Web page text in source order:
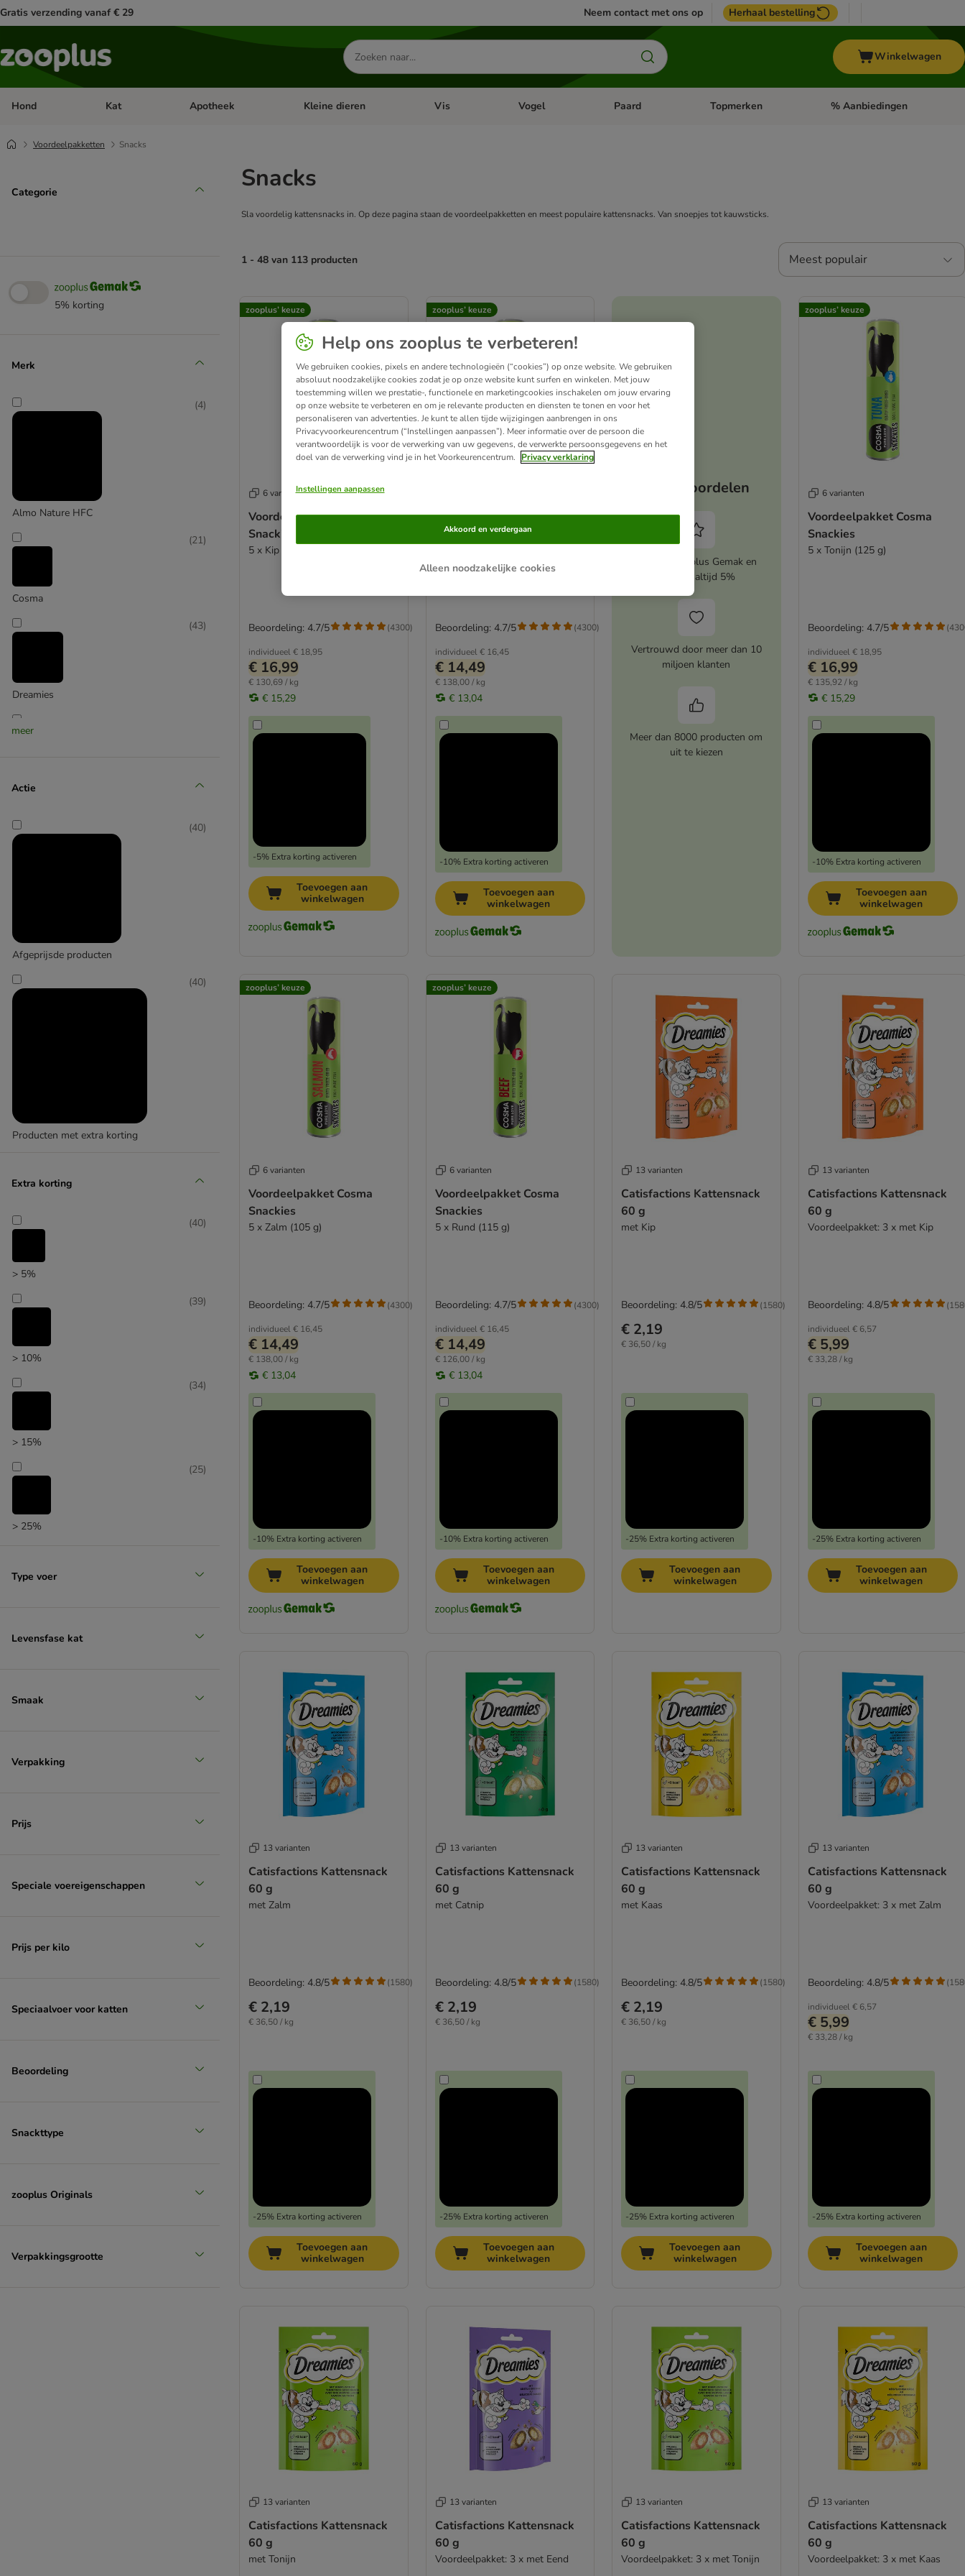
Gratis verzending vanaf € 29 Neem contact met ons op Herhaal bestelling
Zoeken
naar
producten
Winkelwagen
Hond Open categorie menu: Hond
Kat Open categorie menu: Kat
Apotheek Open categorie menu: Apotheek
Kleine dieren Open categorie menu: Kleine dieren
Vis Open categorie menu: Vis
Vogel Open categorie menu: Vogel
Paard Open categorie menu: Paard
Topmerken Open categorie menu:
% Aanbiedingen
Voordeelpakketten Snacks
Categorie
5% korting
Merk
Almo Nature HFC
(4)
Cosma
(21)
Dreamies
(43)
Thrive
meer
Actie
Afgeprijsde producten
(40)
Producten met extra korting
(40)
Extra korting
> 5%
(40)
> 10%
(39)
> 15%
(34)
> 25%
(25)
Type voer
Levensfase kat
Smaak
Verpakking
Prijs
Speciale voereigenschappen
Prijs per kilo
Speciaalvoer voor katten
Beoordeling
Snackttype
zooplus Originals
Verpakkingsgrootte
Snacks
Sla voordelig kattensnacks in. Op deze pagina staan de voordeelpakketten en meest populaire kattensnacks. Van snoepjes tot kauwsticks.
1 - 48 van 113 producten Meest populair
zooplus’ keuze
6 varianten
Voordeelpakket Cosma
Snackies
5 x Kip (130 g)
individueel€ 18,95
€ 16,99
€ 130,69 / kg
€ 15,29
-5% Extra korting activeren
Beoordeling: 4.7/5 (4300)
Toevoegen aan
winkelwagen
zooplus’ keuze
Voordeelpakket Cosma
Snackies
individueel € 16,45
€ 14,49
€ 138,00 / kg
€ 13,04
-10% Extra korting activeren
Beoordeling: 4.7/5 (4300)
Toevoegen aan
winkelwagen
Jouw voordelen
Activeer zooplus Gemak en
bespaar altijd 5%
Vertrouwd door meer dan 10
miljoen klanten
Meer dan 8000 producten om
uit te kiezen
zooplus’ keuze
6 varianten
Voordeelpakket Cosma
Snackies
5 x Tonijn (125 g)
individueel € 18,95
€ 16,99
€ 135,92 / kg
€ 15,29
-10% Extra korting activeren
Beoordeling: 4.7/5 (
Toevoegen aan
winkelwagen
zooplus’ keuze
6 varianten
Voordeelpakket Cosma
Snackies
5 x Zalm (105 g)
individueel€ 16,45
€ 14,49
€ 138,00 / kg
€ 13,04
-10% Extra korting activeren
Beoordeling: 4.7/5 (4300)
Toevoegen aan
winkelwagen
zooplus’ keuze
6 varianten
Voordeelpakket Cosma
Snackies
5 x Rund (115 g)
individueel € 16,45
€ 14,49
€ 126,00 / kg
€ 13,04
-10% Extra korting activeren
Beoordeling: 4.7/5 (4300)
Toevoegen aan
winkelwagen
13 varianten
Catisfactions Kattensnack
60 g
met Kip
€ 2,19
€ 36,50 / kg
-25% Extra korting activeren
Beoordeling: 4.8/5 (1580)
Toevoegen aan
winkelwagen
13 varianten
Catisfactions Kattensnack
60 g
Voordeelpakket: 3 x met Kip
individueel € 6,57
€ 5,99
€ 33,28 / kg
-25% Extra korting activeren
Beoordeling: 4.8/5 (
Toevoegen aan
winkelwagen
13 varianten
Catisfactions Kattensnack
60 g
met Zalm
€ 2,19
€ 36,50 / kg
-25% Extra korting activeren
Beoordeling: 4.8/5 (1580)
Toevoegen aan
winkelwagen
13 varianten
Catisfactions Kattensnack
60 g
met Catnip
€ 2,19
€ 36,50 / kg
-25% Extra korting activeren
Beoordeling: 4.8/5 (1580)
Toevoegen aan
winkelwagen
13 varianten
Catisfactions Kattensnack
60 g
met Kaas
€ 2,19
€ 36,50 / kg
-25% Extra korting activeren
Beoordeling: 4.8/5 (1580)
Toevoegen aan
winkelwagen
13 varianten
Catisfactions Kattensnack
60 g
Voordeelpakket: 3 x met Zalm
individueel € 6,57
€ 5,99
€ 33,28 / kg
-25% Extra korting activeren
Beoordeling: 4.8/5 (
Toevoegen aan
winkelwagen
13 varianten
Catisfactions Kattensnack
60 g
met Tonijn
13 varianten
Catisfactions Kattensnack
60 g
Voordeelpakket: 3 x met Eend
13 varianten
Catisfactions Kattensnack
60 g
Voordeelpakket: 3 x met Tonijn
13 varianten
Catisfactions Kattensnack
60 g
Voordeelpakket: 3 x met Kaas
Help ons zooplus te verbeteren!
We gebruiken cookies, pixels en andere technologieën (“cookies”) op onze website. We gebruiken
absoluut noodzakelijke cookies zodat je op onze website kunt surfen en winkelen. Met jouw
toestemming willen we prestatie-, functionele en marketingcookies inschakelen om jouw ervaring
op onze website te verbeteren en om je relevante producten en diensten te tonen en voor het
personaliseren van advertenties. Je kunt te allen tijde wijzigingen aanbrengen in ons
Privacyvoorkeurencentrum (“Instellingen aanpassen”). Meer informatie over de persoon die
verantwoordelijk is voor de verwerking van uw gegevens, de verwerkte persoonsgegevens en het
doel van de verwerking vind je in het Voorkeurencentrum.
Privacy verklaring
Instellingen aanpassen
Alleen noodzakelijke cookies
Akkoord en verdergaan